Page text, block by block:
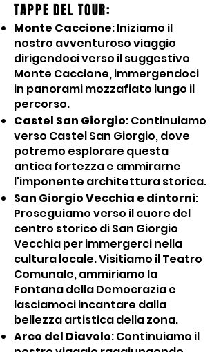
TAPPE DEL TOUR:
Monte Caccione: Iniziamo il
nostro avventuroso viaggio
dirigendoci verso il suggestivo
Monte Caccione, immergendoci
in panorami mozzafiato lungo il
percorso.
Castel San Giorgio: Continuiamo
verso Castel San Giorgio, dove
potremo esplorare questa
antica fortezza e ammirarne
l'imponente architettura storica.
San Giorgio Vecchia e dintorni:
Proseguiamo verso il cuore del
centro storico di San Giorgio
Vecchia per immergerci nella
cultura locale. Visitiamo il Teatro
Comunale, ammiriamo la
Fontana della Democrazia e
lasciamoci incantare dalla
bellezza artistica della zona.
Arco del Diavolo: Continuiamo il